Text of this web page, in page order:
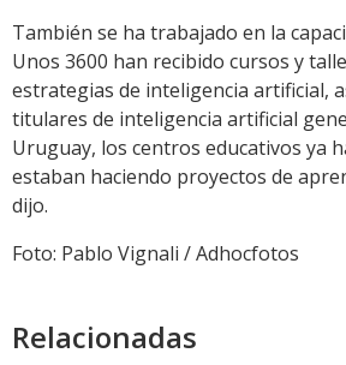
También se ha trabajado en la
Unos 3600 han recibido cursos y
estrategias de inteligencia artificial,
titulares de inteligencia artificial
Uruguay, los centros educativos ya
estaban haciendo proyectos de
dijo.
Foto: Pablo Vignali / Adhocfotos
Relacionadas